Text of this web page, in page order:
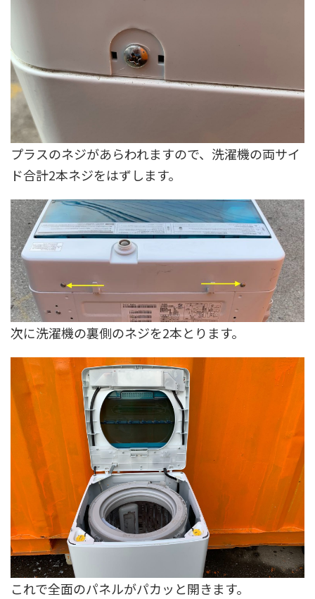
プラスのネジがあらわれますので、洗濯機の両サイ
ド合計2本ネジをはずします。
次に洗濯機の裏側のネジを2本とります。
これで全面のパネルがパカッと開きます。